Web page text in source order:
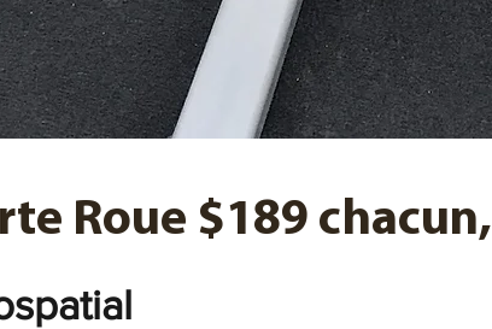
Roue $189 chacun,